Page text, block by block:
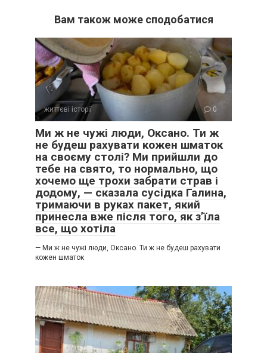
Вам також може сподобатися
життєві історії 0
Ми ж не чужі люди, Оксано. Ти ж
не будеш рахувати кожен шматок
на своєму столі? Ми прийшли до
тебе на свято, то нормально, що
хочемо ще трохи забрати страв і
додому, — сказала сусідка Галина,
тримаючи в руках пакет, який
принесла вже після того, як з’їла
все, що хотіла
— Ми ж не чужі люди, Оксано. Ти ж не будеш рахувати
кожен шматок